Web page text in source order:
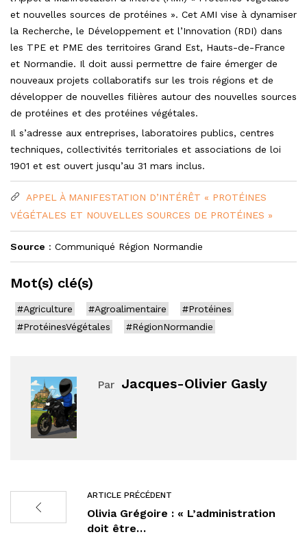
et nouvelles sources de protéines ». Cet AMI vise à dynamiser
la Recherche, le Développement et l’Innovation (RDI) dans
les TPE et PME des territoires Grand Est, Hauts-de-France
et Normandie. Il doit aussi permettre de faire émerger de
nouveaux projets collaboratifs sur les trois régions et de
développer de nouvelles filières autour des nouvelles sources
de protéines et des protéines végétales.
Il s’adresse aux entreprises, laboratoires publics, centres
techniques, collectivités territoriales et associations de loi
1901 et est ouvert jusqu’au 31 mars inclus.
APPEL À MANIFESTATION D’INTÉRÊT « PROTÉINES
VÉGÉTALES ET NOUVELLES SOURCES DE PROTÉINES »
Source : Communiqué Région Normandie
Mot(s) clé(s)
#Agriculture #Agroalimentaire
#Protéines
#ProtéinesVégétales
#RégionNormandie
Par Jacques-Olivier Gasly
ARTICLE PRÉCÉDENT
Olivia Grégoire : « L’administration
doit être…